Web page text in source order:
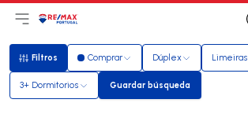
Abrir el menú principal
Logotipo
Filtros
Filtros Comprar Dúplex Limeiras
3+ Dormitorios Guardar búsqueda
Guardar búsqueda